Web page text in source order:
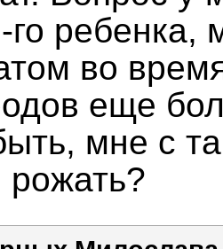
ребенка,
во
еще
мне с